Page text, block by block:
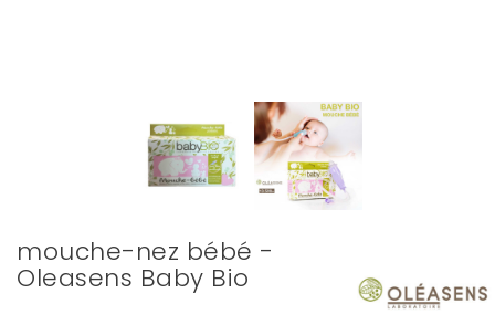
mouche-nez bébé -
Oleasens Baby Bio